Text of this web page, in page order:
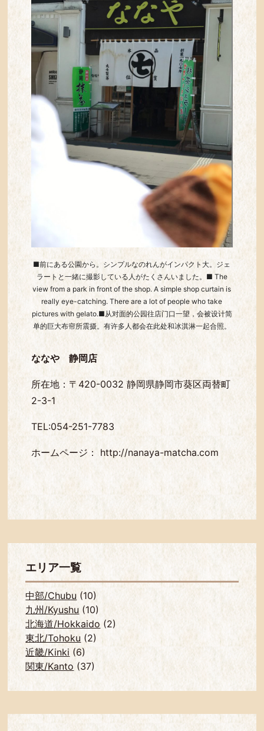
■前にある公園から。シンプルなのれんがインパクト大。ジェ
ラートと一緒に撮影している人がたくさんいました。■ The
view from a park in front of the shop. A simple shop curtain is
really eye-catching. There are a lot of people who take
pictures with gelato.■从对面的公园往店门口一望，会被设计简
单的巨大布帘所震摄。有许多人都会在此处和冰淇淋一起合照。
ななや 静岡店
所在地：〒420-0032 静岡県静岡市葵区両替町
2-3-1
TEL:054-251-7783
ホームページ： http://nanaya-matcha.com
エリア一覧
中部/Chubu (10)
九州/Kyushu (10)
北海道/Hokkaido (2)
東北/Tohoku (2)
近畿/Kinki (6)
関東/Kanto (37)